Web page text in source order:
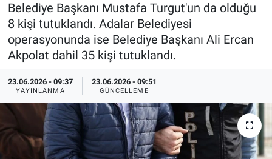
Belediye Başkanı Mustafa Turgut'un da olduğu
8 kişi tutuklandı. Adalar Belediyesi
operasyonunda ise Belediye Başkanı Ali Ercan
Akpolat dahil 35 kişi tutuklandı.
23.06.2026 - 09:37
YAYINLANMA
23.06.2026 - 09:51
GÜNCELLEME
Özel Haberler
Yazarlar
Dünya
Medya
Özel Haberler
Kadın
Erişim Bilgileri
Haber Arşivi